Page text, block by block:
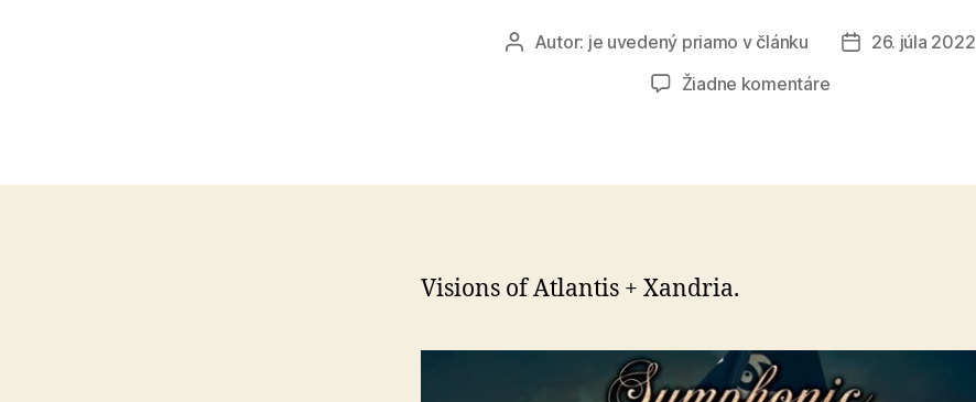
AutorAutor: je uvedený priamo v článku
Dátum
26. júla 2022
Žiadne komentárena
2022
Visions of Atlantis + Xandria.